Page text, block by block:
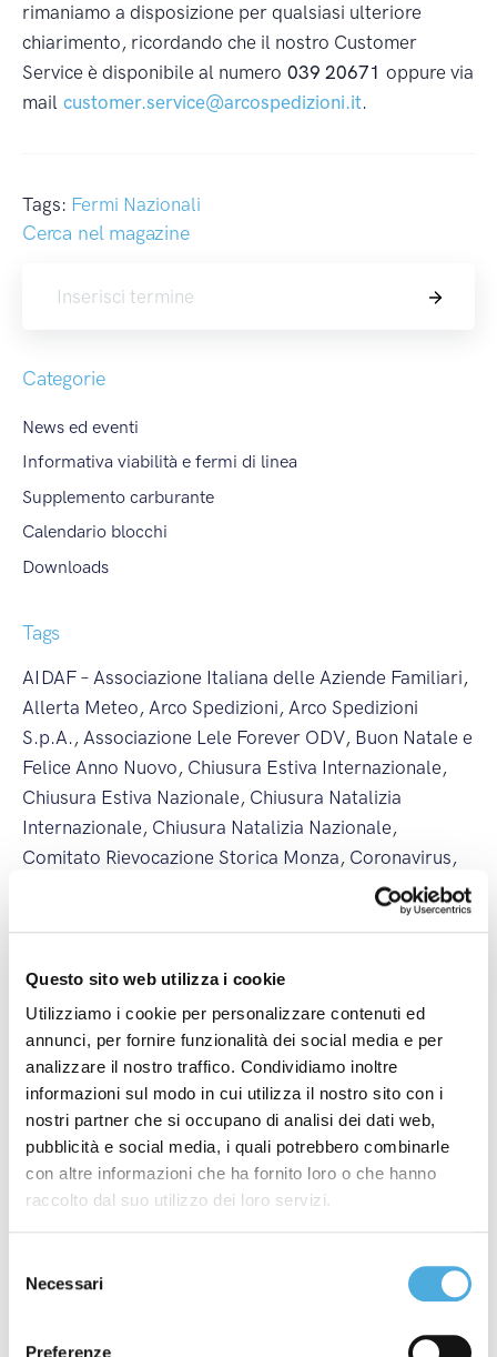
Questo sito web utilizza i cookie
Utilizziamo i cookie per personalizzare contenuti ed
annunci, per fornire funzionalità dei social media e per
analizzare il nostro traffico. Condividiamo inoltre
informazioni sul modo in cui utilizza il nostro sito con i
nostri partner che si occupano di analisi dei dati web,
pubblicità e social media, i quali potrebbero combinarle
con altre informazioni che ha fornito loro o che hanno
raccolto dal suo utilizzo dei loro servizi.
delNecessari
Preferenze
rimaniamo a disposizione per qualsiasi ulteriore
chiarimento, ricordando che il nostro Customer
Service è disponibile al numero 039 20671 oppure via
mail customer.service@arcospedizioni.it.
Tags: Fermi Nazionali
Cerca nel magazine
Cerca
Categorie
News ed eventi
Informativa viabilità e fermi di linea
Supplemento carburante
Calendario blocchi
Downloads
Tags
AIDAF – Associazione Italiana delle Aziende Familiari,
Allerta Meteo, Arco Spedizioni, Arco Spedizioni
S.p.A., Associazione Lele Forever ODV, Buon Natale e
Felice Anno Nuovo, Chiusura Estiva Internazionale,
Chiusura Estiva Nazionale, Chiusura Natalizia
Internazionale, Chiusura Natalizia Nazionale,
Comitato Rievocazione Storica Monza, Coronavirus,
Energy Run,FAI -
Federchimica - Federazione
Italiana Trasportatori,Fermi Internazionali
Nazionali,ilcittadinomb,Imbarchi Isole Maggiori
Imbarchi Isole Minori,Incendi ,ItalyPost ,Mancini
Pastificio Agricolo ,Merano WineFestival,Modena
Champagne Experience ,Monza Power Run,Monza
Wine Experience ,Nuova Filiale ,Nuova Linea
Internazionale,Nuova Linea Nazionale,partnership
top500,Vinitaly
Ultimi post